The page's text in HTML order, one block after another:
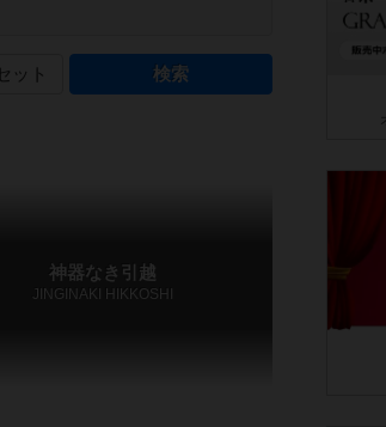
ット
神器なき引越
JINGINAKI HIKKOSHI